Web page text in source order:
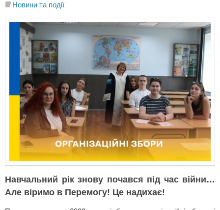
Новини та події
Навчальний рік знову почався під час війни…
Але віримо в Перемогу! Це надихає!